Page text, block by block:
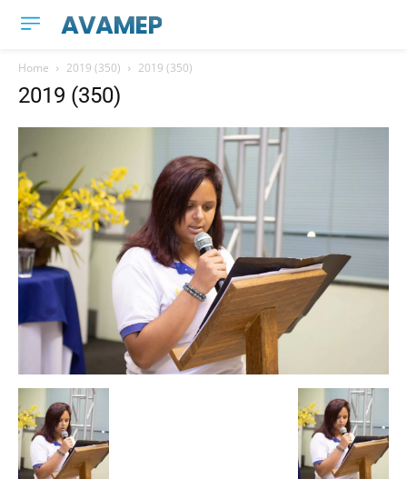
AVAMEP
Home 2019 (350) 2019 (350)
2019 (350)